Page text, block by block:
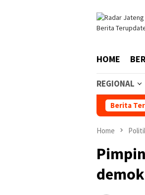
HOME
REGIONAL
Berita
Home